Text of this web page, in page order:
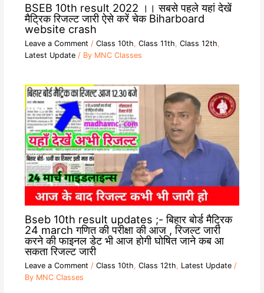
BSEB 10th result 2022 ।। सबसे पहले यहां देखें
मैट्रिक रिजल्ट जारी ऐसे करें चेक Biharboard
website crash
Leave a Comment / Class 10th, Class 11th, Class 12th,
Latest Update/ By MNC Classes
Bseb 10th result updates ;- बिहार बोर्ड मैट्रिक
24 march गणित की परीक्षा की आज , रिजल्ट जारी
करने की फाइनल डेट भी आज होगी घोषित जाने कब आ
सकता रिजल्ट जारी
Leave a Comment / Class 10th, Class 12th, Latest Update/
By MNC Classes